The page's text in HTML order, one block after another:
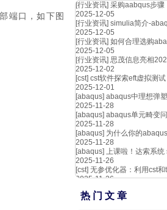
端口，如下图
[行业资讯] 采购aabqus步骤
2025-12-05
[行业资讯] simulia简介-
2025-12-05
[行业资讯] 如何合理选购
2025-12-05
[行业资讯] 思茂信息亮相
2025-12-02
[cst] cst软件探索eft虚拟测
2025-12-01
[abaqus] abaqus中理想弹
2025-11-28
[abaqus] abaqus单元畸变
2025-11-28
[abaqus] 为什么你的
2025-11-28
[abaqus] 上课啦！达索系
2025-11-26
[cst] 无参优化器：利用cst
2025-11-26
热 门 文 章